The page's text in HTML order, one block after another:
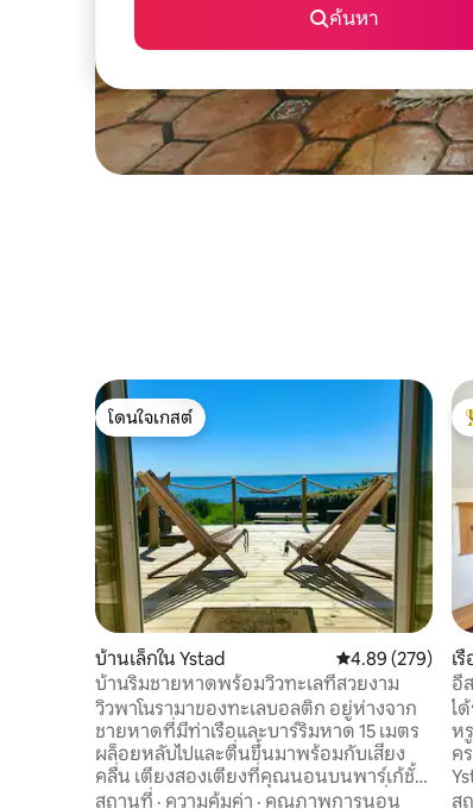
ค้นหา
โดนใจเกสต์
โดนใจเกสต์
บ้านเล็กใน Ystad คะแนนเฉลี่ย
4.89 (279)
บ้านริมชายหาดพร้อมวิวทะเลที่สวยงาม
วิวพาโนรามาของทะเลบอลติก อยู่ห่างจาก
ชายหาดที่มีท่าเรือและบาร์ริมหาด 15 เมตร
ผล็อยหลับไปและตื่นขึ้นมาพร้อมกับเสียง
คลื่น เตียงสองเตียงที่คุณนอนบนพาร์เก้ชั้น
แรกและมองเห็นวิวทะเล ห้องครัวเล็กที่มีเตา
สถานที่ · ความคุ้มค่า · คุณภาพการนอน
เ
อี
โก
ไ
ห
ค
อ
ส